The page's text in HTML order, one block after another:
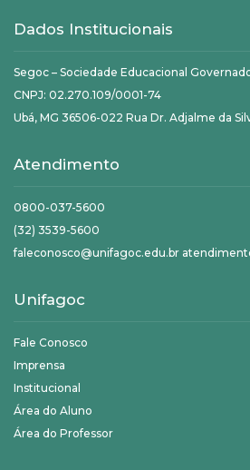
Dados Institucionais
Segoc – Sociedade Educacional
CNPJ: 02.270.109/0001-74
Ubá, MG 36506-022 Rua Dr. Adjalme da
Atendimento
0800-037-5600
(32) 3539-5600
faleconosco@unifagoc.edu.br
Unifagoc
Fale Conosco
Imprensa
Institucional
Área do Aluno
Área do Professor